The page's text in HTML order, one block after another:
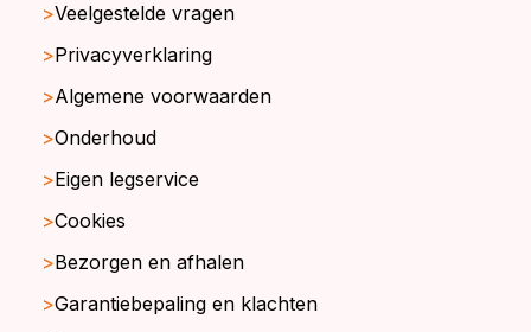
Veelgestelde vragen
Privacyverklaring
Algemene voorwaarden
Onderhoud
Eigen legservice
Cookies
Bezorgen en afhalen
Garantiebepaling en klachten